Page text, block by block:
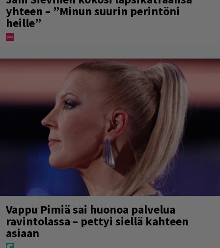
yhteen – ”Minun suurin perintöni
heille”
Vappu Pimiä sai huonoa palvelua
ravintolassa – pettyi siellä kahteen
asiaan